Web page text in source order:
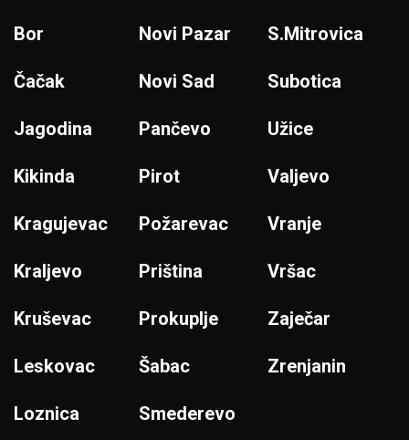
Bor
Čačak
Jagodina
Kikinda
Kragujevac
Kraljevo
Kruševac
Leskovac
Loznica
Novi Pazar
Novi Sad
Pančevo
Pirot
Požarevac
Priština
Prokuplje
Šabac
Smederevo
S.Mitrovica
Subotica
Užice
Valjevo
Vranje
Vršac
Zaječar
Zrenjanin